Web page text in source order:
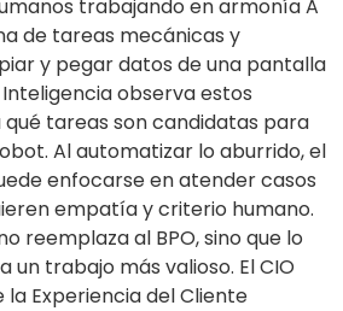
trabajando en armonía A
de tareas mecánicas y
y pegar datos de una pantalla
observa estos
tareas son candidatas para
Al automatizar lo aburrido, el
enfocarse en atender casos
empatía y criterio humano.
reemplaza al BPO, sino que lo
un trabajo más valioso. El CIO
Experiencia del Cliente